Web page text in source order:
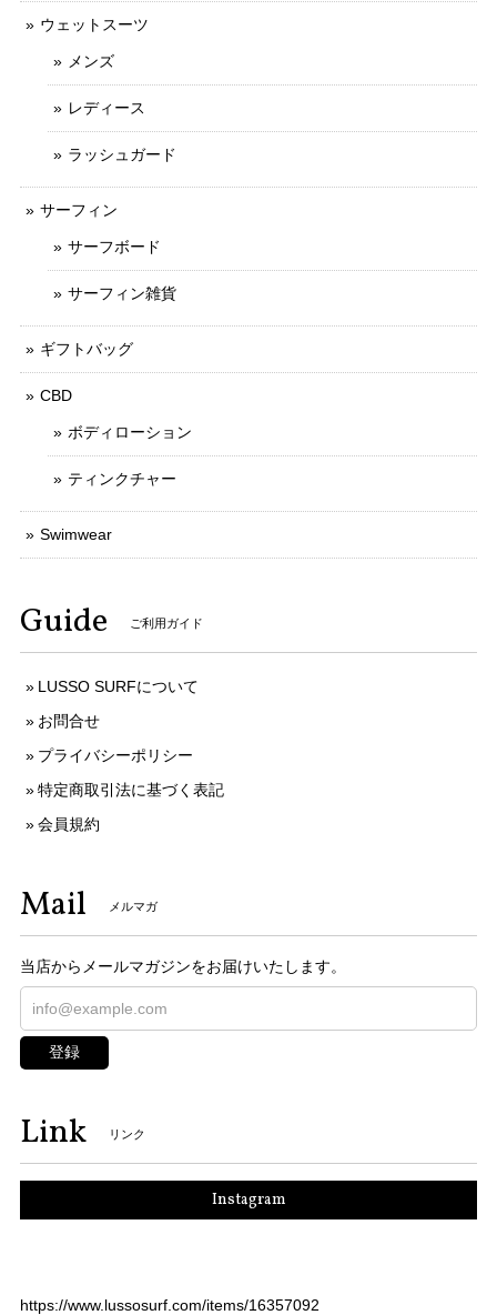
ウェットスーツ
メンズ
レディース
ラッシュガード
サーフィン
サーフボード
サーフィン雑貨
ギフトバッグ
CBD
ボディローション
ティンクチャー
Swimwear
Guide ご利用ガイド
LUSSO SURFについて
お問合せ
プライバシーポリシー
特定商取引法に基づく表記
会員規約
Mail メルマガ
当店からメールマガジンをお届けいたします。
登録
Link リンク
Instagram
https://www.lussosurf.com/items/16357092